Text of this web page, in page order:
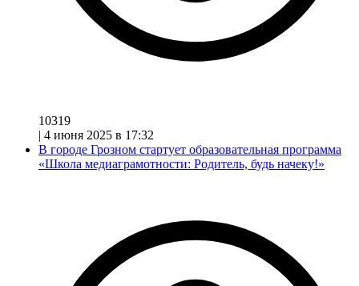
10319
| 4 июня 2025 в 17:32
В городе Грозном стартует образовательная программа
«Школа медиаграмотности: Родитель, будь начеку!»